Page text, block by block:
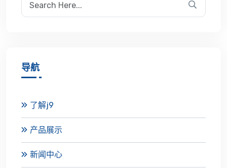
导航
了解j9
产品展示
新闻中心